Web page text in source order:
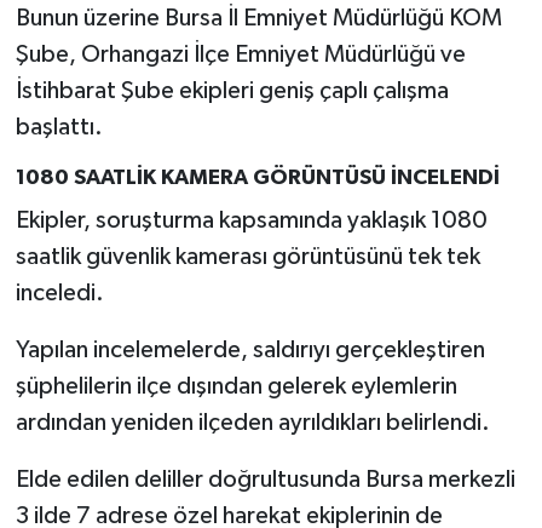
Bunun üzerine Bursa İl Emniyet Müdürlüğü KOM
Şube, Orhangazi İlçe Emniyet Müdürlüğü ve
İstihbarat Şube ekipleri geniş çaplı çalışma
başlattı.
1080 SAATLİK KAMERA GÖRÜNTÜSÜ İNCELENDİ
Ekipler, soruşturma kapsamında yaklaşık 1080
saatlik güvenlik kamerası görüntüsünü tek tek
inceledi.
Yapılan incelemelerde, saldırıyı gerçekleştiren
şüphelilerin ilçe dışından gelerek eylemlerin
ardından yeniden ilçeden ayrıldıkları belirlendi.
Elde edilen deliller doğrultusunda Bursa merkezli
3 ilde 7 adrese özel harekat ekiplerinin de